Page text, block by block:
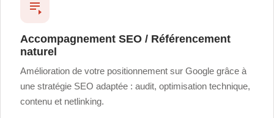
Accompagnement SEO / Référencement
naturel
Amélioration de votre positionnement sur Google grâce à
une stratégie SEO adaptée : audit, optimisation technique,
contenu et netlinking.